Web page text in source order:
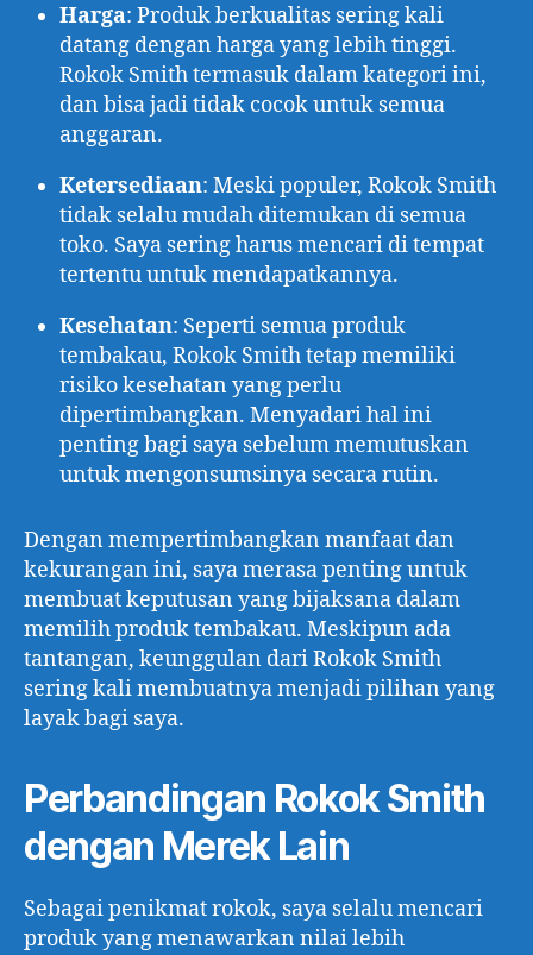
Harga: Produk berkualitas sering kali
datang dengan harga yang lebih tinggi.
Rokok Smith termasuk dalam kategori ini,
dan bisa jadi tidak cocok untuk semua
anggaran.
Ketersediaan: Meski populer, Rokok Smith
tidak selalu mudah ditemukan di semua
toko. Saya sering harus mencari di tempat
tertentu untuk mendapatkannya.
Kesehatan: Seperti semua produk
tembakau, Rokok Smith tetap memiliki
risiko kesehatan yang perlu
dipertimbangkan. Menyadari hal ini
penting bagi saya sebelum memutuskan
untuk mengonsumsinya secara rutin.
Dengan mempertimbangkan manfaat dan
kekurangan ini, saya merasa penting untuk
membuat keputusan yang bijaksana dalam
memilih produk tembakau. Meskipun ada
tantangan, keunggulan dari Rokok Smith
sering kali membuatnya menjadi pilihan yang
layak bagi saya.
Perbandingan Rokok Smith
dengan Merek Lain
Sebagai penikmat rokok, saya selalu mencari
produk yang menawarkan nilai lebih